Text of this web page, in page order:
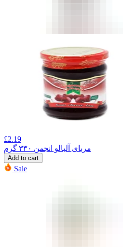
£2.19
مربای آلبالو انجمن ۳۳۰ گرم
Add to cart
Sale